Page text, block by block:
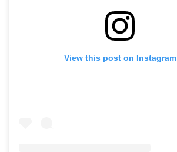
View this post on Instagram